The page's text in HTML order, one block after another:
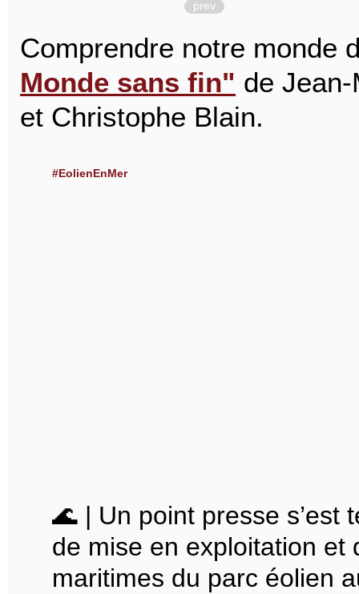
prev
Comprendre notre monde
Monde sans fin" de
et Christophe Blain.
#EolienEnMer
🌊 | Un point presse s’est
de mise en exploitation et
maritimes du parc éolien